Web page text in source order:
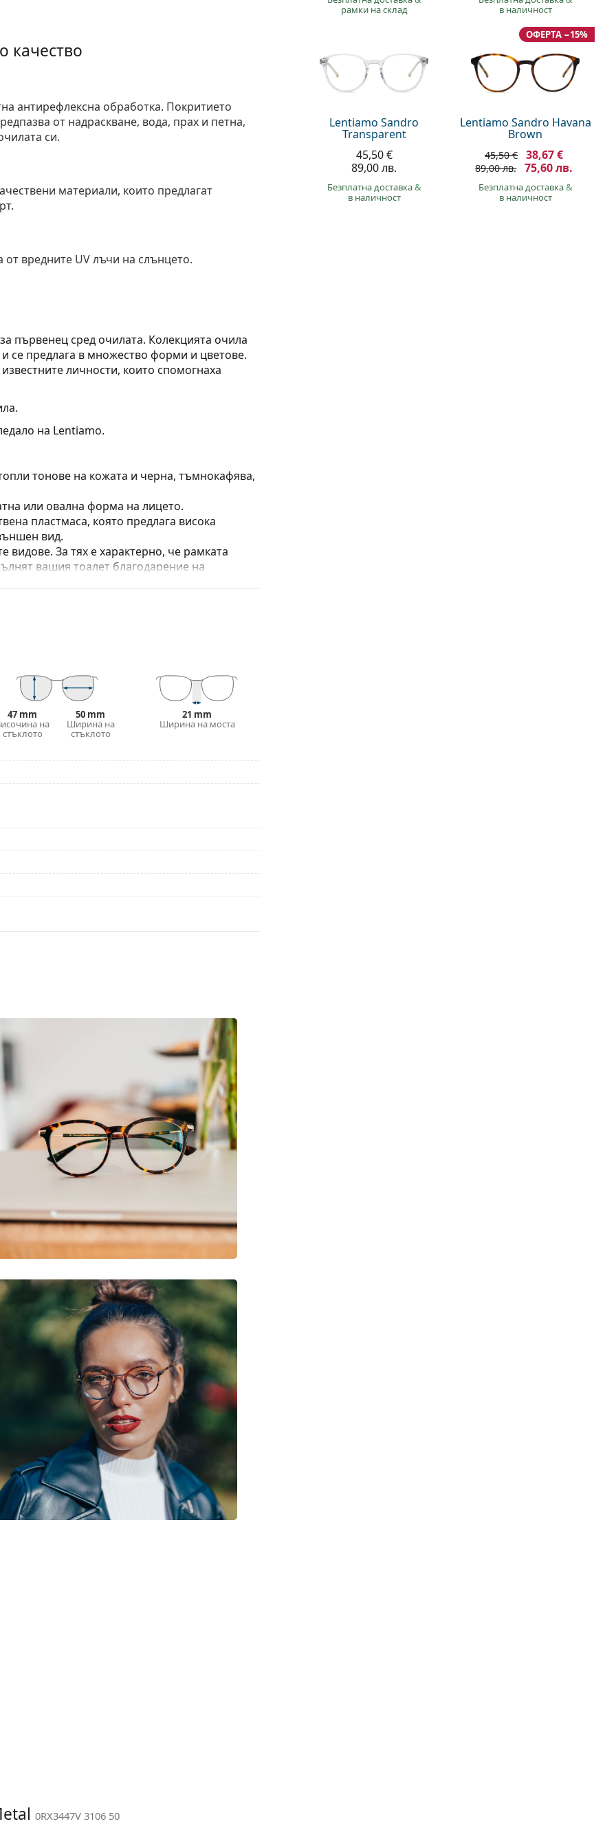
рамки на склад
в наличност
Lentiamo Sandro
Transparent
45,50 €
89,00 лв.
Безплатна доставка&
в наличност
Lentiamo Sandro Havana
Brown
ОФЕРТА −15%
45,50 € 38,67 €
89,00 лв. 75,60 лв.
Безплатна доставка&
в наличност
качество
антирефлексна обработка. Покритието
от надраскване, вода, прах и петна,
си.
материали, които предлагат
вредните UV лъчи на слънцето.
първенец сред очилата. Колекцията очила
се предлага в множество форми и цветове.
личности, които спомогнаха
на Lentiamo.
тонове на кожата и черна, тъмнокафява,
или овална форма на лицето.
пластмаса, която предлага висока
вид.
видове. За тях е характерно, че рамката
вашия тоалет благодарение на
мощност.
към формата на носа и по този начин
на подложките за нос винаги трябва да
повреда или счупване, причинени от
текстилна торбичка. Цветът на калъфа
за почистване и грижа за тях. Някои
вместо с кърпа.
модели или разгледайте нашето
преди употреба.
47 mm
на
стъклото
50 mm
Ширина на
стъклото
21 mm
Ширина на моста
0RX3447V 3106 50